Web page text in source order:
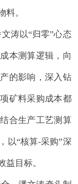
料。
涛以“归零”心态
本测算逻辑，向
的影响，深入钻
矿料采购成本都
合生产工艺测算
以“核算-采购”深
益目标。